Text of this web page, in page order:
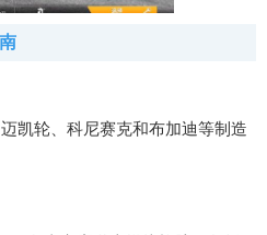
凯轮、科尼赛克和布加迪等制造